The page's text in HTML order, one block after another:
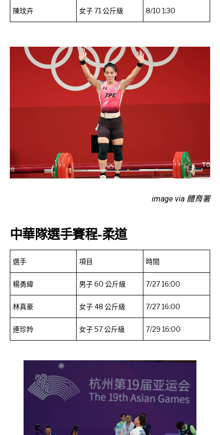
陳玟卉 女子 71 公斤級 8/10 1:30
image via 體育署
中華隊選手賽程-柔道
選手 項目 時間
楊勇緯 男子 60 公斤級 7/27 16:00
林真豪 女子 48 公斤級 7/27 16:00
連珍羚 女子 57 公斤級 7/29 16:00